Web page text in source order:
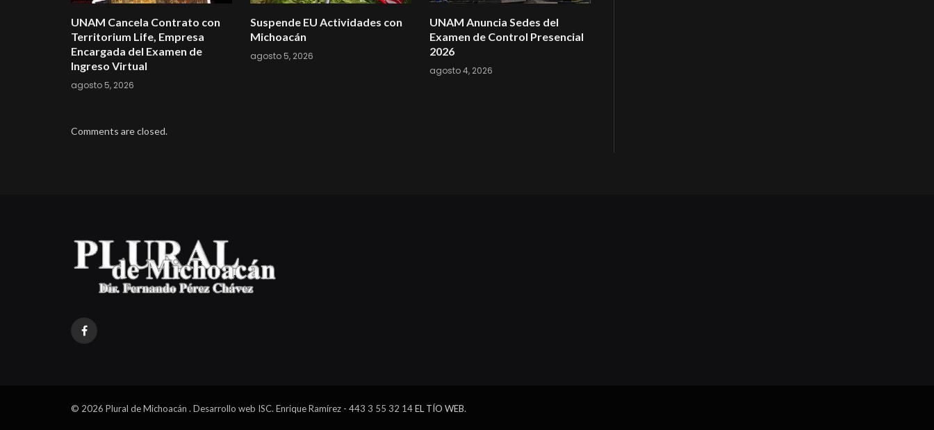
UNAM Cancela Contrato con
Territorium Life, Empresa
Encargada del Examen de
Ingreso Virtual
agosto 5, 2026
Suspende EU Actividades con
Michoacán
agosto 5, 2026
UNAM Anuncia Sedes del
Examen de Control Presencial
2026
agosto 4, 2026
Comments are closed.
Facebook
© 2026 Plural de Michoacán . Desarrollo web ISC. Enrique Ramírez - 443 3 55 32 14EL TÍO WEB.